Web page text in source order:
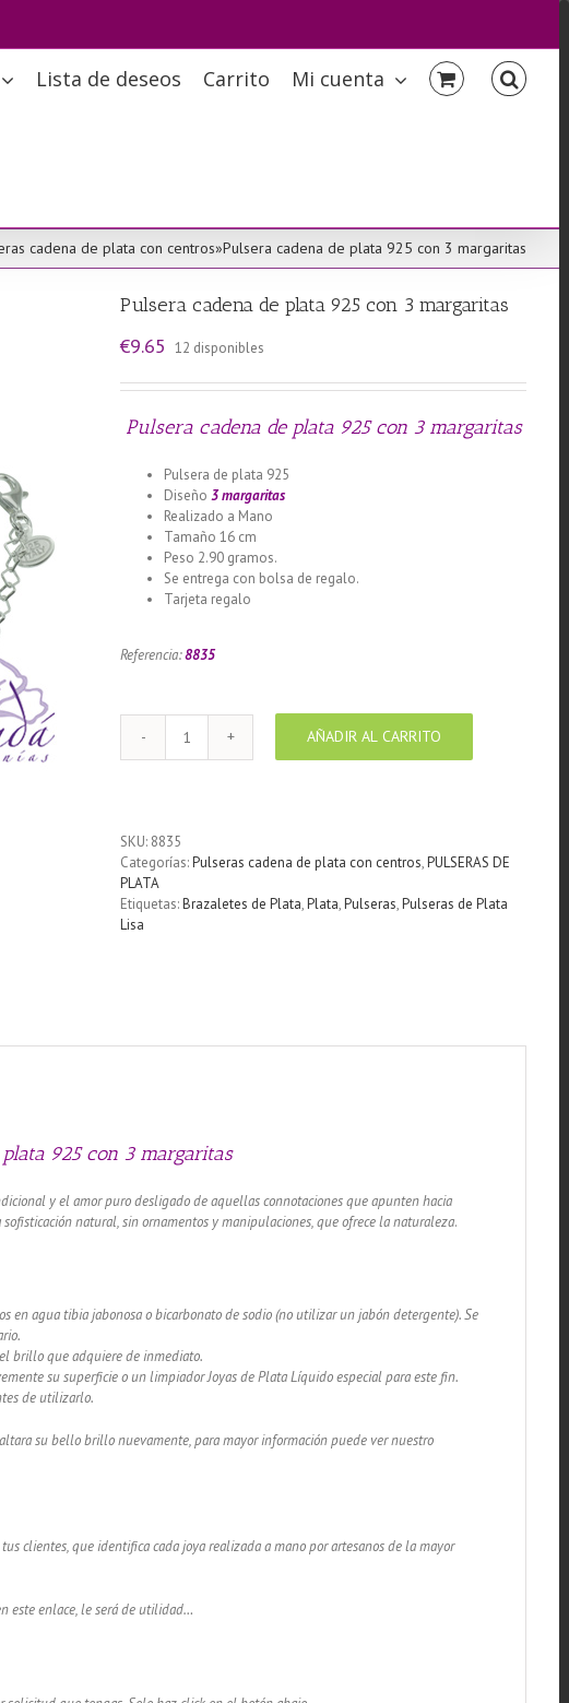
Lista de deseos Carrito Mi cuenta
cadena de plata con centros»Pulsera cadena de plata 925 con 3 margaritas
Pulsera cadena de plata 925 con 3 margaritas
€9.65 12 disponibles
Pulsera cadena de plata 925 con 3 margaritas
Pulsera de plata 925
Diseño3 margaritas
Realizado a Mano
Tamaño 16 cm
Peso 2.90 gramos.
Se entrega con bolsa de regalo.
Tarjeta regalo
Referencia:8835
Pulsera
cadena
3
cantidad
AÑADIR AL CARRITO
SKU: 8835
Categorías:Pulseras cadena de plata con centros,PULSERAS DE
PLATA
Etiquetas:Brazaletes de Plata,Plata,Pulseras,Pulseras de Plata
Lisa
925 con 3 margaritas
y el amor puro desligado de aquellas connotaciones que apunten hacia
natural, sin ornamentos y manipulaciones, que ofrece la naturaleza.
en agua tibia jabonosa o bicarbonato de sodio (no utilizar un jabón detergente). Se
brillo que adquiere de inmediato.
su superficie o un limpiador Joyas de Plata Líquido especial para este fin.
de utilizarlo.
su bello brillo nuevamente, para mayor información puede ver nuestro
clientes, que identifica cada joya realizada a mano por artesanos de la mayor
este enlace, le será de utilidad…